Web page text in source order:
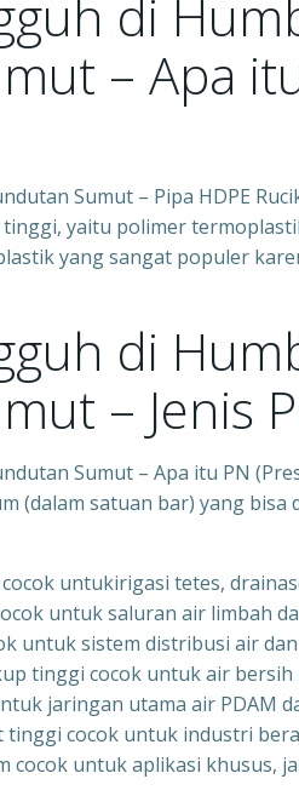
di
– Apa
Sumut – Pipa HDPE
yaitu polimer
yang sangat populer
di
– Jenis
Sumut – Apa itu PN
(dalam satuan bar) yang bisa
untukirigasi tetes,
untuk saluran air limbah
untuk sistem distribusi air
tinggi cocok untuk air
jaringan utama air PDAM
tinggi cocok untuk industri
cocok untuk aplikasi khusus,